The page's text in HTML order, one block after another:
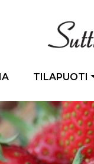
TILAPUOTI